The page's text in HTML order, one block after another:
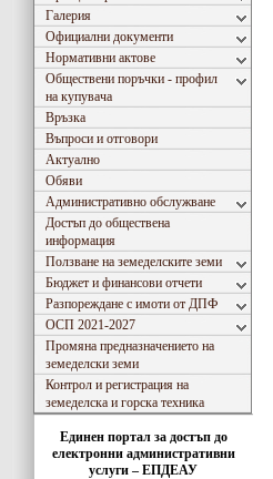
Галерия
Официални документи
Нормативни актове
Обществени поръчки - профил
на купувача
Връзка
Въпроси и отговори
Актуално
Обяви
Административно обслужване
Достъп до обществена
информация
Ползване на земеделските земи
Бюджет и финансови отчети
Разпореждане с имоти от ДПФ
ОСП 2021-2027
Промяна предназначението на
земеделски земи
Контрол и регистрация на
земеделска и горска техника
Единен портал за достъп до
електронни административни
услуги – ЕПДЕАУ